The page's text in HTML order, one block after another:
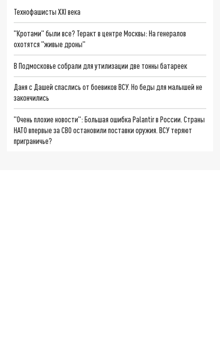
Технофашисты XXI века
"Кротами" были все? Теракт в центре Москвы: На генералов
охотятся "живые дроны"
В Подмосковье собрали для утилизации две тонны батареек
Даня с Дашей спаслись от боевиков ВСУ. Но беды для малышей не
закончились
"Очень плохие новости": Большая ошибка Palantir в России. Страны
НАТО впервые за СВО остановили поставки оружия. ВСУ теряют
приграничье?